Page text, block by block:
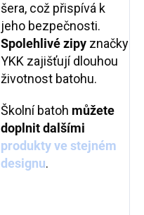
šera, což přispívá k
jeho bezpečnosti.
Spolehlivé zipy značky
YKK zajišťují dlouhou
životnost batohu.
Školní batoh můžete
doplnit dalšími
produkty ve stejném
designu.